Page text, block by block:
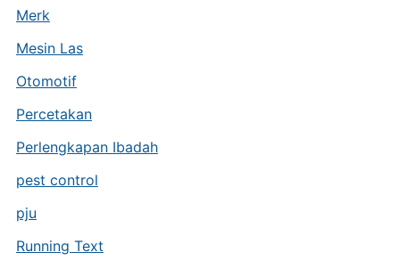
Merk
Mesin Las
Otomotif
Percetakan
Perlengkapan Ibadah
pest control
pju
Running Text